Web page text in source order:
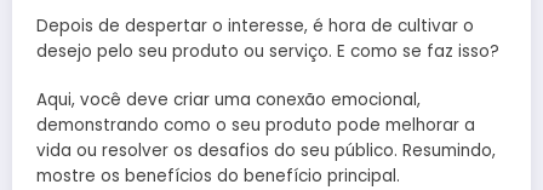
Depois de despertar o interesse, é hora de cultivar o
desejo pelo seu produto ou serviço. E como se faz isso?
Aqui, você deve criar uma conexão emocional,
demonstrando como o seu produto pode melhorar a
vida ou resolver os desafios do seu público. Resumindo,
mostre os benefícios do benefício principal.